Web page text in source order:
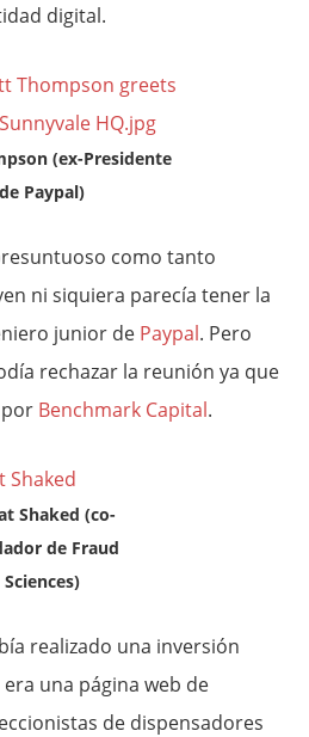
digital.
(ex-Presidente
de Paypal)
como tanto
ni siquiera parecía tener la
junior de Paypal. Pero
rechazar la reunión ya que
Benchmark Capital.
Shaked (co-
de Fraud
Sciences)
realizado una inversión
una página web de
de dispensadores